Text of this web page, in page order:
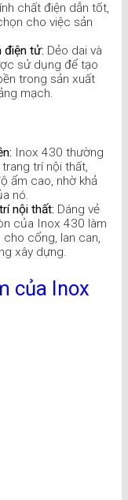
chất điện dẫn tốt,
cho việc sản
điện tử: Dẻo dai và
sử dụng để tạo
trong sản xuất
mạch.
Inox 430 thường
trí nội thất,
ẩm cao, nhờ khả
nó.
nội thất: Dáng vẻ
của Inox 430 làm
cổng, lan can,
xây dựng.
của Inox